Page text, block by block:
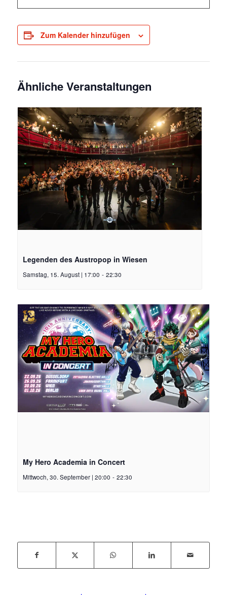
Zum Kalender hinzufügen
Ähnliche Veranstaltungen
Legenden des Austropop in Wiesen
Samstag, 15. August | 17:00 - 22:30
My Hero Academia in Concert
Mittwoch, 30. September | 20:00 - 22:30